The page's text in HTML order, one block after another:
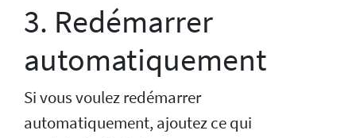
3. Redémarrer
automatiquement
Si vous voulez redémarrer
automatiquement, ajoutez ce qui